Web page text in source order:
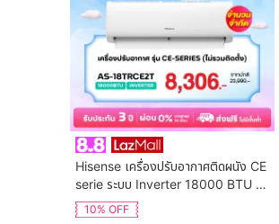
Hisense เครื่องปรับอากาศติดผนัง CE
serie ระบบ Inverter 18000 BTU รุ่น
AS-18TRCE2T
10% OFF